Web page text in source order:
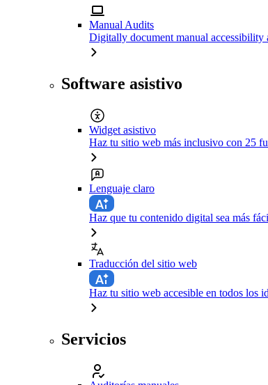
Manual Audits
Digitally document manual accessibility
Software asistivo
Widget asistivo
Haz tu sitio web más inclusivo con 25
Lenguaje claro
Haz que tu contenido digital sea más
Traducción del sitio web
Haz tu sitio web accesible en todos los
Servicios